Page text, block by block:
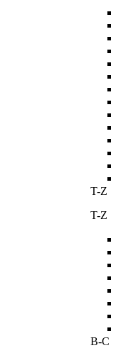
T-Z
T-Z
В-С